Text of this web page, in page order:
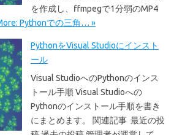
を作成し、ffmpegで1分弱のMP4
Pythonでの三角… »
PythonをVisual Studioにインスト
ール
Visual StudioへのPythonのインス
トール手順 Visual Studioへの
Pythonのインストール手順を書き
にまとめます。 関連記事 最近の投